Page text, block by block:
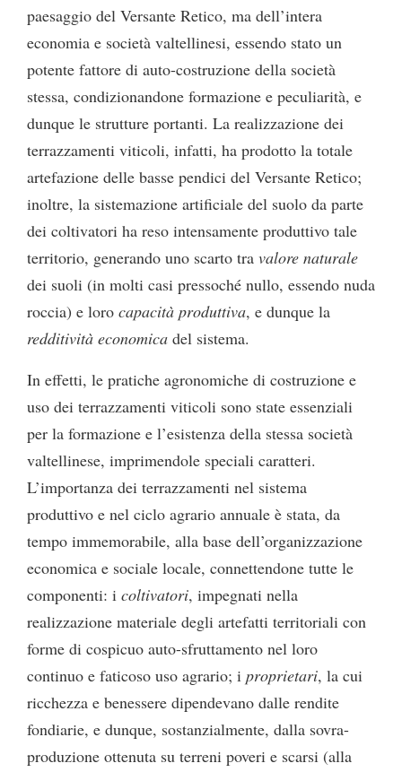
paesaggio del Versante Retico, ma dell’intera
economia e società valtellinesi, essendo stato un
potente fattore di auto-costruzione della società
stessa, condizionandone formazione e peculiarità, e
dunque le strutture portanti. La realizzazione dei
terrazzamenti viticoli, infatti, ha prodotto la totale
artefazione delle basse pendici del Versante Retico;
inoltre, la sistemazione artificiale del suolo da parte
dei coltivatori ha reso intensamente produttivo tale
territorio, generando uno scarto tra valore naturale
dei suoli (in molti casi pressoché nullo, essendo nuda
roccia) e loro capacità produttiva, e dunque la
redditività economica del sistema.
In effetti, le pratiche agronomiche di costruzione e
uso dei terrazzamenti viticoli sono state essenziali
per la formazione e l’esistenza della stessa società
valtellinese, imprimendole speciali caratteri.
L’importanza dei terrazzamenti nel sistema
produttivo e nel ciclo agrario annuale è stata, da
tempo immemorabile, alla base dell’organizzazione
economica e sociale locale, connettendone tutte le
componenti: i coltivatori, impegnati nella
realizzazione materiale degli artefatti territoriali con
forme di cospicuo auto-sfruttamento nel loro
continuo e faticoso uso agrario; i proprietari, la cui
ricchezza e benessere dipendevano dalle rendite
fondiarie, e dunque, sostanzialmente, dalla sovra-
produzione ottenuta su terreni poveri e scarsi (alla